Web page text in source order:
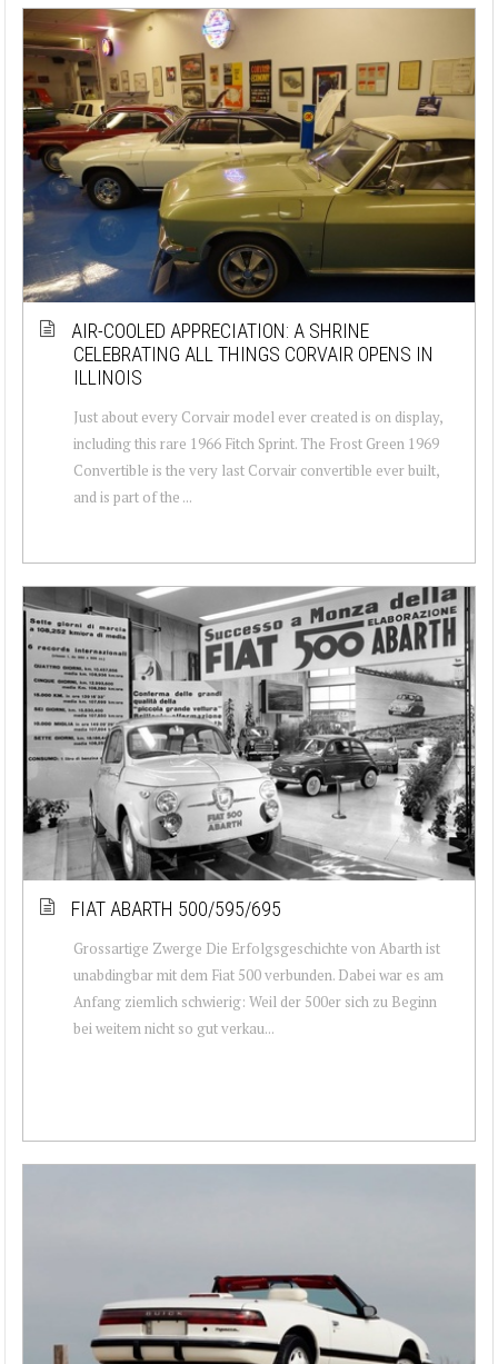
AIR-COOLED APPRECIATION: A SHRINE
CELEBRATING ALL THINGS CORVAIR OPENS IN
ILLINOIS
Just about every Corvair model ever created is on display,
including this rare 1966 Fitch Sprint. The Frost Green 1969
Convertible is the very last Corvair convertible ever built,
and is part of the ...
FIAT ABARTH 500/595/695
Grossartige Zwerge Die Erfolgsgeschichte von Abarth ist
unabdingbar mit dem Fiat 500 verbunden. Dabei war es am
Anfang ziemlich schwierig: Weil der 500er sich zu Beginn
bei weitem nicht so gut verkau...